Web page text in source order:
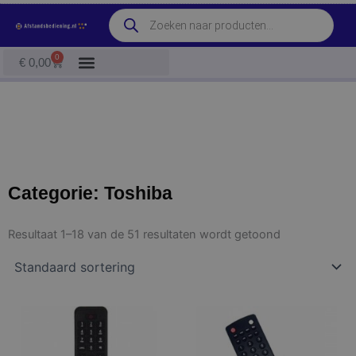
Ga
naar
de
inhoud
Producten
zoeken
€ 0,00 0
Winkelwagen
Categorie: Toshiba
Resultaat 1–18 van de 51 resultaten wordt getoond
product
heeft
heeft